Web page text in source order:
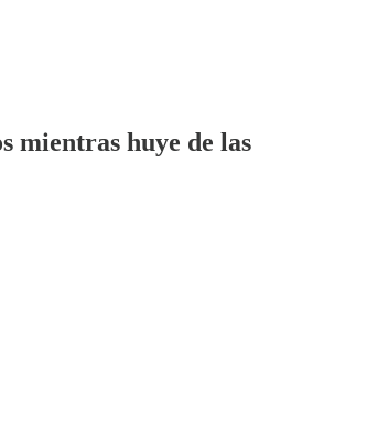
mientras huye de las